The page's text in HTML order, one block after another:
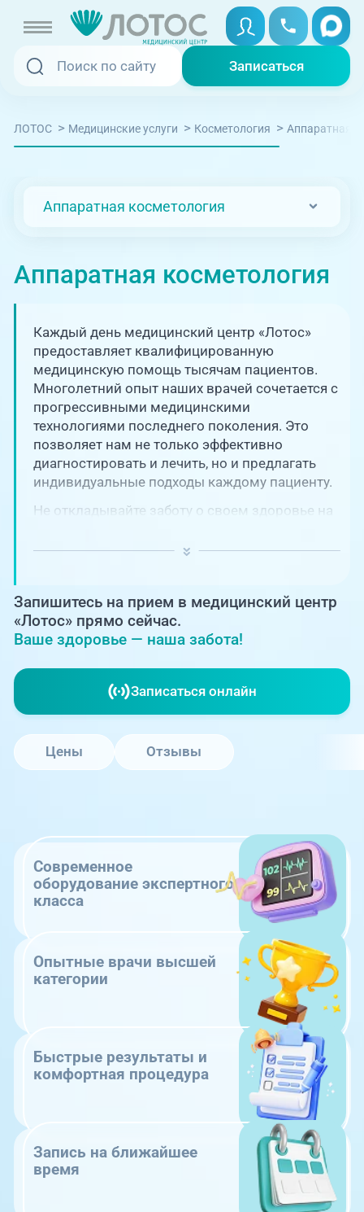
Записаться
Записаться
Услуги и цены
Отзывы
Адреса клиник
О клинике
Блог врачей
Новости
+7 (351) 220-00-03
Записаться онлайн
Вызвать скорую
Медицина на дому
Телемедицина
+7 (351) 220-00-03
Единая справочная служба,
запись на прием
+7 (351) 220-03-03
Центр амбулаторной
онкологической помощи
+7 (7142) 927-003
ЛОТОС > Медицинские услуги > Косметология > Аппаратная
Аппаратная косметология
Аппаратная косметология
Каждый день медицинский центр «Лотос»
предоставляет квалифицированную
медицинскую помощь тысячам пациентов.
Многолетний опыт наших врачей сочетается с
прогрессивными медицинскими
технологиями последнего поколения. Это
позволяет нам не только эффективно
диагностировать и лечить, но и предлагать
индивидуальные подходы каждому пациенту.
Не откладывайте заботу о своем здоровье на
ключевую роль в поддержании вашего
Запишитесь на прием в медицинский центр
«Лотос» прямо сейчас.
Ваше здоровье — наша забота!
Записаться онлайн
Цены Отзывы
Современное
оборудование экспертного
класса
Опытные врачи высшей
категории
Быстрые результаты и
комфортная процедура
Запись на ближайшее
время